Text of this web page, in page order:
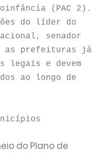
(PAC 2).
do líder do
senador
as prefeituras já
legais e devem
ao longo de
do Plano de